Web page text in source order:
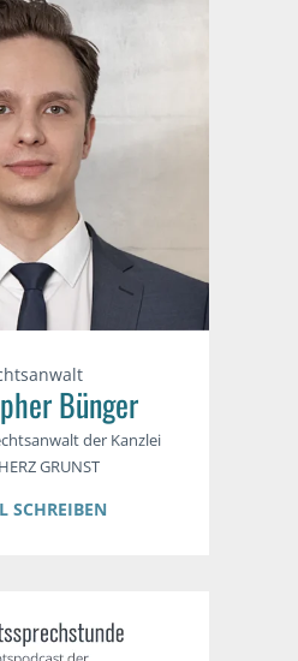
Bünger
der Kanzlei
GRUNST
SCHREIBEN